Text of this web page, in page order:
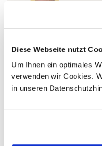
Diese Webseite nutzt
Um Ihnen ein optimales
verwenden wir Cookies.
in unseren
5 Gründe warum Sie
die richtige
25